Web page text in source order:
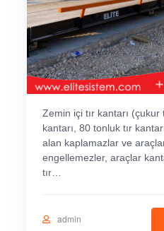
Zemin içi tır kantarı
kantarı, 80 tonluk tır
alan kaplamazlar ve
engellemezler, araçlar
tır…
admin